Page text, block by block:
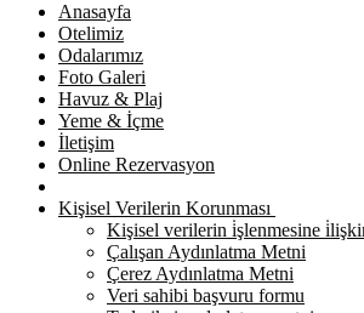
Anasayfa
Otelimiz
Odalarımız
Foto Galeri
Havuz & Plaj
Yeme & İçme
İletişim
Online Rezervasyon
Kişisel Verilerin Korunması
Kişisel verilerin i̇şlenmesine
Çalışan Aydınlatma Metni
Çerez Aydınlatma Metni
Veri sahibi başvuru formu